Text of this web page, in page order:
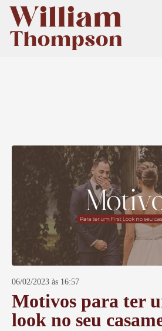
06/02/2023 às 16:57
Motivos para ter
look no seu